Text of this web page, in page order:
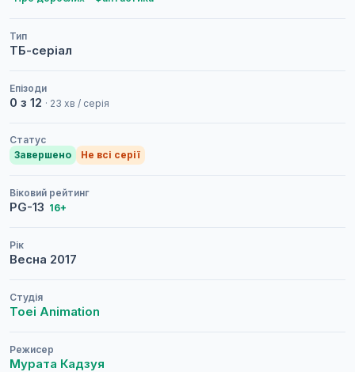
Тип
ТБ-серіал
Епізоди
0 з 12 · 23 хв / серія
Статус
Завершено
Не всі серії
Віковий рейтинг
PG-13 16+
Рік
Весна 2017
Студія
Toei Animation
Режисер
Мурата Кадзуя